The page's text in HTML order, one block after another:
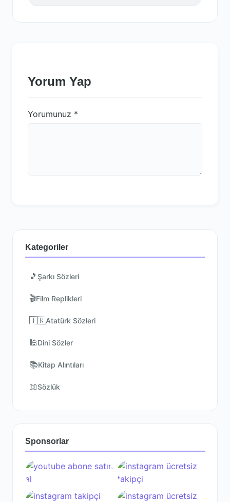
Yorum Yap
Yorumunuz *
Kategoriler
🎵 Şarkı Sözleri
🎬Film Replikleri
🇹🇷Atatürk Sözleri
🕌Dini Sözler
📚Kitap Alıntıları
📖Sözlük
Sponsorlar